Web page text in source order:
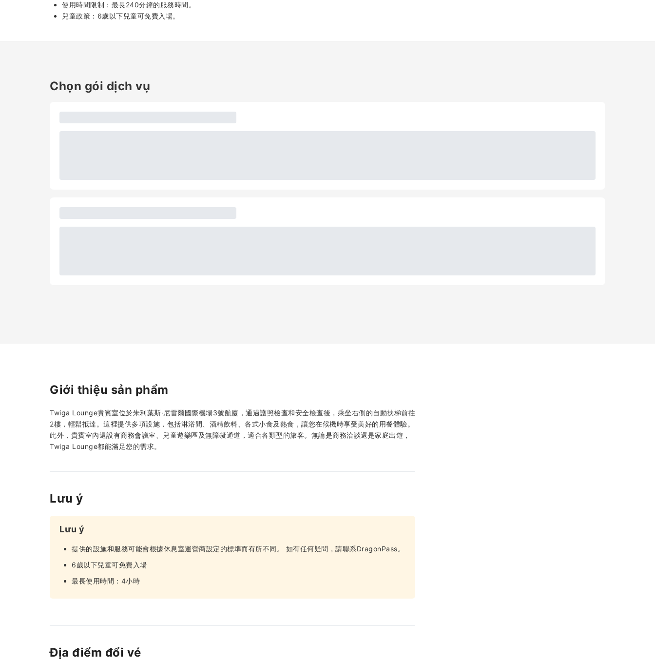
使用時間限制：最長240分鐘的服務時間。
兒童政策：6歲以下兒童可免費入場。
Chọn gói dịch vụ
Giới thiệu sản phẩm
Twiga Lounge貴賓室位於朱利葉斯·尼雷爾國際機場3號航廈，通過護照檢查和安全檢查後，乘坐右側的自動扶梯前往
2樓，輕鬆抵達。這裡提供多項設施，包括淋浴間、酒精飲料、各式小食及熱食，讓您在候機時享受美好的用餐體驗。
此外，貴賓室內還設有商務會議室、兒童遊樂區及無障礙通道，適合各類型的旅客。無論是商務洽談還是家庭出遊，
Twiga Lounge都能滿足您的需求。
Lưu ý
Lưu ý
提供的設施和服務可能會根據休息室運營商設定的標準而有所不同。 如有任何疑問，請聯系DragonPass。
6歲以下兒童可免費入場
最長使用時間：4小時
Địa điểm đổi vé